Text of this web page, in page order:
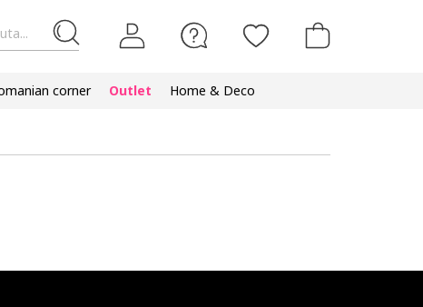
corner Outlet Home & Deco